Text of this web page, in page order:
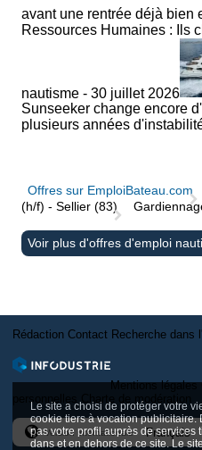
Le site a choisi de protéger votre
cookie tiers à vocation publicitaire.
pas votre profil auprès de services
dans et en dehors de ce site. Le
avant une rentrée déjà bien
Ressources Humaines : Ils
nautisme - 30 juillet 2026
Sunseeker change encore
plusieurs années
Offres sur EmploiBateau.com
(h/f) - Sellier (83)
Voir plus d'offres d'emploi
Rédaction Contact Recherche dans
Mentions légales
personnelles
Charte de modération
Version internationale